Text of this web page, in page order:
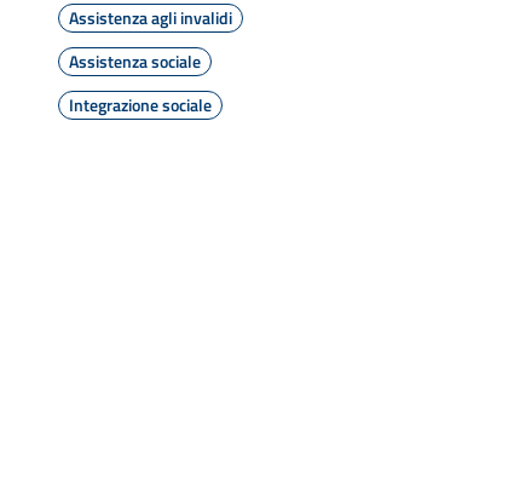
Assistenza agli invalidi
Assistenza sociale
Integrazione sociale